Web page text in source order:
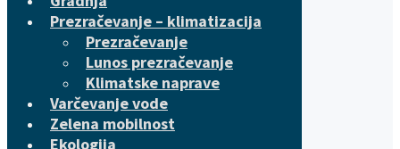
Prezračevanje – klimatizacija
Prezračevanje
Lunos prezračevanje
Klimatske naprave
Varčevanje vode
Zelena mobilnost
Ekologija